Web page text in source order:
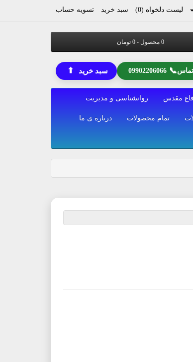
لیست دلخواه (0) سبد خرید تسویه حساب
0 محصول - 0 تومان
تماس 📞
09902206066 سبد خرید ⬆
مقدس روانشناسی و مدیریت
تمام محصولات درباره ی ما